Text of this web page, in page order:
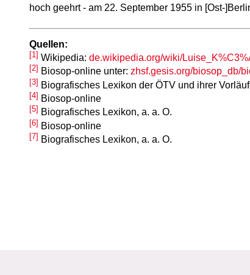
hoch geehrt - am 22. September 1955 in [Ost-
Quellen:
[1] Wikipedia: de.wikipedia.org/wiki/
[2] Biosop-online unter: zhsf.gesis.org/biosop_db/
[3] Biografisches Lexikon der ÖTV und ihrer
[4] Biosop-online
[5] Biografisches Lexikon, a. a. O.
[6] Biosop-online
[7] Biografisches Lexikon, a. a. O.